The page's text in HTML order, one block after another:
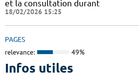
et la consultation durant
18/02/2026 15:25
PAGES
relevance: 49%
Infos utiles